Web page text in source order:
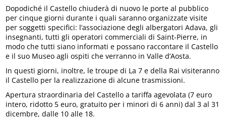
Dopodiché il Castello chiuderà di nuovo le porte al pubblico
per cinque giorni durante i quali saranno organizzate visite
per soggetti specifici: l’associazione degli albergatori Adava, gli
insegnanti, tutti gli operatori commerciali di Saint-Pierre, in
modo che tutti siano informati e possano raccontare il Castello
e il suo Museo agli ospiti che verranno in Valle d’Aosta.
In questi giorni, inoltre, le troupe di La 7 e della Rai visiteranno
il Castello per la realizzazione di alcune trasmissioni.
Apertura straordinaria del Castello a tariffa agevolata (7 euro
intero, ridotto 5 euro, gratuito per i minori di 6 anni) dal 3 al 31
dicembre, dalle 10 alle 18.